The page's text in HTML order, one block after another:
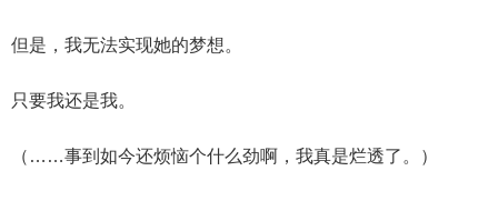
但是，我无法实现她的梦想。
只要我还是我。
（……事到如今还烦恼个什么劲啊，我真是烂透了。）